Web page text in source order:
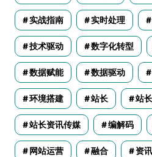
实战指南 实时处理
技术驱动 数字化转型
数据赋能 数据驱动
环境搭建 站长 站
站长资讯传媒 编解码
网站运营 融合 资